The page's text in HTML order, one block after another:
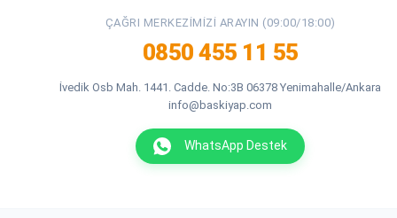
ÇAĞRI MERKEZIMIZI ARAYIN (09:00/18:00)
0850 455 11 55
İvedik Osb Mah. 1441. Cadde. No:3B 06378 Yenimahalle/Ankara
info@baskiyap.com
WhatsApp Destek